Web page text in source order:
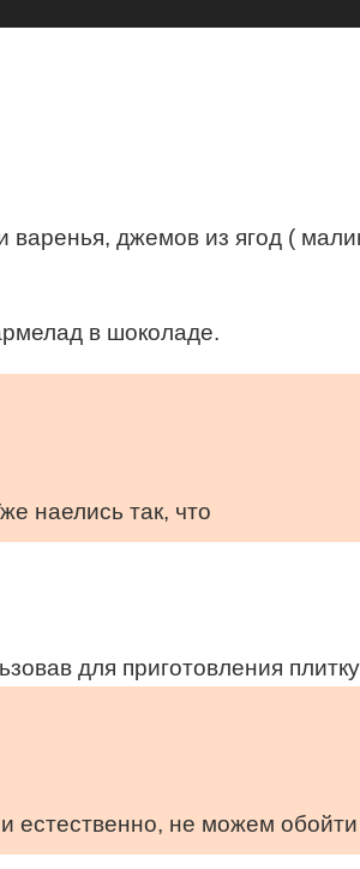
джемов из ягод (
в шоколаде.
наелись так, что
для приготовления
естественно, не можем обойти